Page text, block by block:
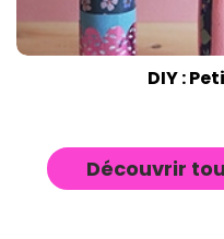
DIY :
Découvrir